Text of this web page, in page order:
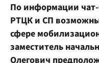
По информации
РТЦК и СП
сфере
заместитель
Олегович